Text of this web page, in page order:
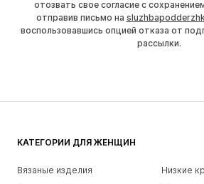
отозвать свое согласие с
отправив письмо на
воспользовавшись опцией отказа от
рассылки.
КАТЕГОРИИ ДЛЯ ЖЕНЩИН
Вязаные изделия
Низкие